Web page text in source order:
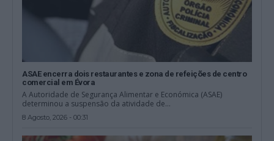
ASAE encerra dois restaurantes e zona de refeições de centro
comercial em Évora
A Autoridade de Segurança Alimentar e Económica (ASAE)
determinou a suspensão da atividade de...
8 Agosto, 2026 - 00:31